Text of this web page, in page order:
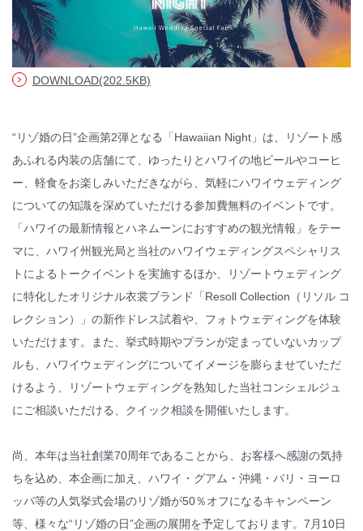
© WATABE WEDDING.
DOWNLOAD(202.5KB)
“リゾ婚の日”企画第2弾となる「Hawaiian Night」は、リゾート感
あふれる内装の店舗にて、ゆったりとハワイの地ビールやコーヒ
ー、軽食をお楽しみいただきながら、気軽にハワイウェディング
についての知識を深めていただける参加費無料のイベントです。
「ハワイの最新情報とハネムーンにおすすめの観光情報」をテー
マに、ハワイ州観光局と当社のハワイウェディングスペシャリス
トによるトークイベントを実施するほか、リゾートウェディング
に特化したオリジナル衣裳ブランド「Resoll Collection（リソル コ
レクション）」の新作ドレス試着や、フォトウェディングを体験
いただけます。また、挙式時期やプランが定まっていないカップ
ルも、ハワイウェディングについてイメージを膨らませていただ
けるよう、リゾートウェディングを熟知した当社コンシェルジュ
にご相談いただける、クイック相談を開催いたします。
尚、本年は当社創業70周年であることから、お客様へ感謝の気持
ちを込め、本企画に加え、ハワイ・グアム・沖縄・バリ・ヨーロ
ッパ等の人気挙式会場のリゾ婚が50％オフになるキャンペーン
等、様々な“リゾ婚の日”企画の展開を予定しております。7月10日